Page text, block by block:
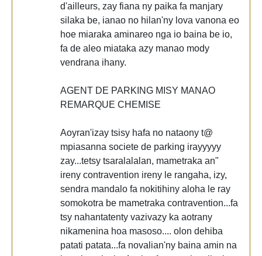
d'ailleurs, zay fiana ny paika fa manjary
silaka be, ianao no hilan'ny lova vanona eo
hoe miaraka aminareo nga io baina be io,
fa de aleo miataka azy manao mody
vendrana ihany.
AGENT DE PARKING MISY MANAO
REMARQUE CHEMISE
Aoyran'izay tsisy hafa no nataony t@
mpiasanna societe de parking irayyyyy
zay...tetsy tsaralalalan, mametraka an"
ireny contravention ireny le rangaha, izy,
sendra mandalo fa nokitihiny aloha le ray
somokotra be mametraka contravention...fa
tsy nahantatenty vazivazy ka aotrany
nikamenina hoa masoso.... olon dehiba
patati patata...fa novalian'ny baina amin na